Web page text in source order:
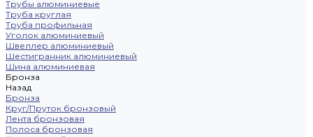
Трубы алюминиевые
Труба круглая
Труба профильная
Уголок алюминиевый
Швеллер алюминиевый
Шестигранник алюминиевый
Шина алюминиевая
Бронза
Назад
Бронза
Круг/Пруток бронзовый
Лента бронзовая
Полоса бронзовая